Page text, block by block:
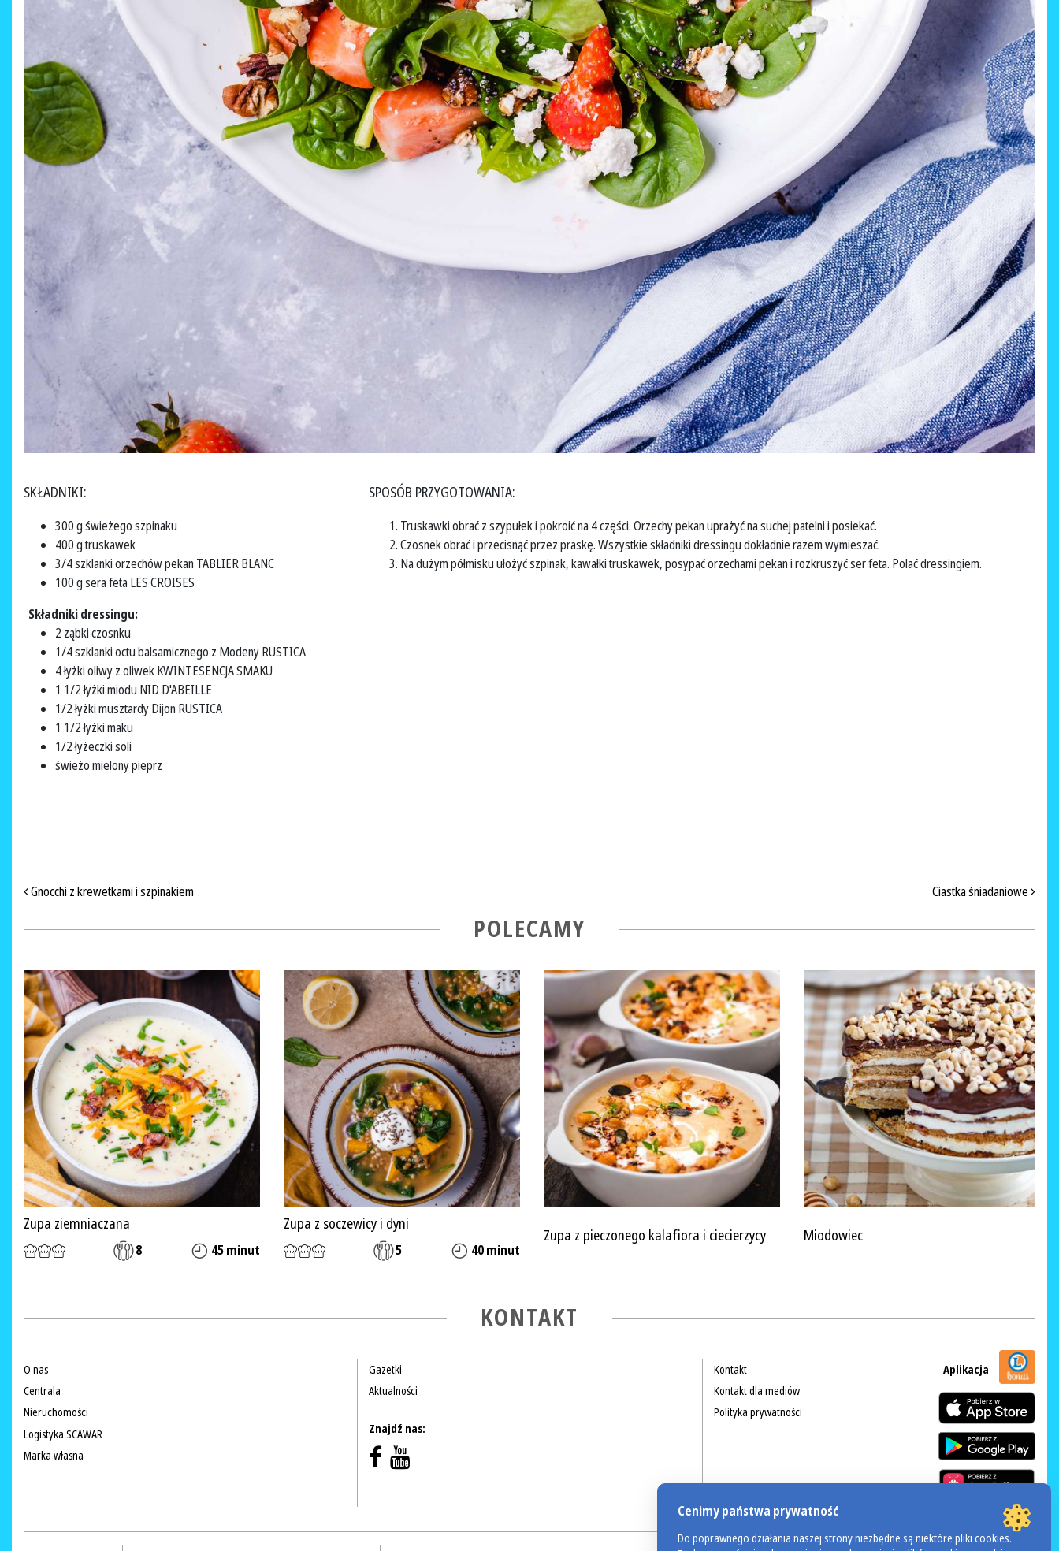
SKŁADNIKI:
300 g świeżego szpinaku
400 g truskawek
3/4 szklanki orzechów pekan TABLIER BLANC
100 g sera feta LES CROISES
Składniki dressingu:
2 ząbki czosnku
1/4 szklanki octu balsamicznego z Modeny RUSTICA
4 łyżki oliwy z oliwek KWINTESENCJA SMAKU
1 1/2 łyżki miodu NID D'ABEILLE
1/2 łyżki musztardy Dijon RUSTICA
1 1/2 łyżki maku
1/2 łyżeczki soli
świeżo mielony pieprz
SPOSÓB PRZYGOTOWANIA:
Truskawki obrać z szypułek i pokroić na 4 części. Orzechy pekan uprażyć na suchej patelni i posiekać.
Czosnek obrać i przecisnąć przez praskę. Wszystkie składniki dressingu dokładnie razem wymieszać.
Na dużym półmisku ułożyć szpinak, kawałki truskawek, posypać orzechami pekan i rozkruszyć ser feta. Polać dressingiem.
NAWIGACJA PO ARTYKUŁACH
Gnocchi z krewetkami i szpinakiem Ciastka śniadaniowe
POLECAMY
Zupa ziemniaczana
8 45 minut
Zupa z soczewicy i dyni
5 40 minut
Zupa z pieczonego kalafiora i ciecierzycy Miodowiec
KONTAKT
O nas
Centrala
Nieruchomości
Logistyka SCAWAR
Marka własna
Gazetki
Aktualności
Znajdź nas:
Kontakt
Kontakt dla mediów
Polityka prywatności
Aplikacja
POWERED BY
Cenimy państwa prywatność
Do poprawnego działania naszej strony niezbędne są niektóre pliki cookies.